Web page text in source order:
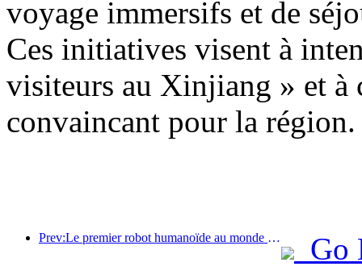
voyage immersifs et de
Ces initiatives visent à
visiteurs au Xinjiang » et à
convaincant pour la région.
Prev:Le premier robot humanoïde au monde dédié aux services de restauration multi-scénarios a été dévoilé.
Go